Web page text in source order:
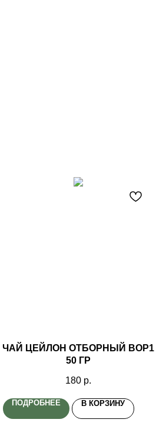
ЧАЙ ЦЕЙЛОН ОТБОРНЫЙ ВOP1
50 ГР
180 р.
ПОДРОБНЕЕ В КОРЗИНУ